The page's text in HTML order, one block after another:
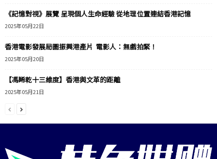
《記憶對視》展覽 呈現個人生命經驗 從地理位置連結香港記憶
2025年05月22日
香港電影發展局圖振興港產片 電影人：無戲拍緊！
2025年05月20日
【馮睎乾十三維度】香港與文革的距離
2025年05月21日